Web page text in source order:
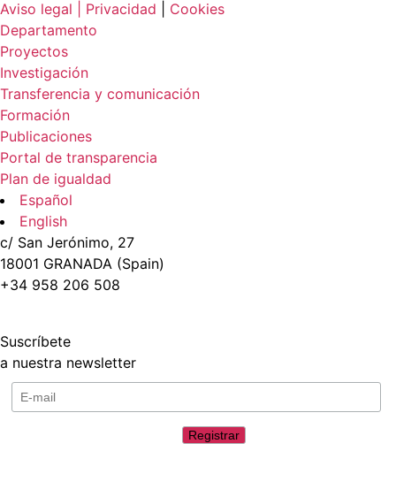
Aviso legal | Privacidad
Cookies
Departamento
Proyectos
Investigación
Transferencia y comunicación
Formación
Publicaciones
Portal de transparencia
Plan de igualdad
Español
English
c/ San Jerónimo, 27
18001 GRANADA (Spain)
+34 958 206 508
Suscríbete
a nuestra newsletter